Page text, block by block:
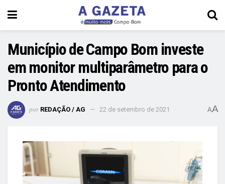
Município de Campo Bom investe
em monitor multiparâmetro para o
Pronto Atendimento
por REDAÇÃO / AG 22 de setembro de 2021 AA